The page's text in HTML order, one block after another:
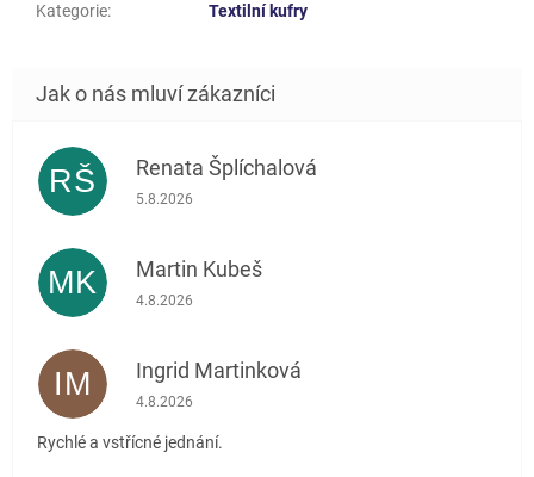
Kategorie: Textilní kufry
RŠ Renata Šplíchalová
Hodnocení obchodu je 5 z 5 hvězdiček.
5.8.2026
MK Martin Kubeš
Hodnocení obchodu je 5 z 5 hvězdiček.
4.8.2026
IM Ingrid Martinková
Hodnocení obchodu je 5 z 5 hvězdiček.
4.8.2026
Rychlé a vstřícné jednání.